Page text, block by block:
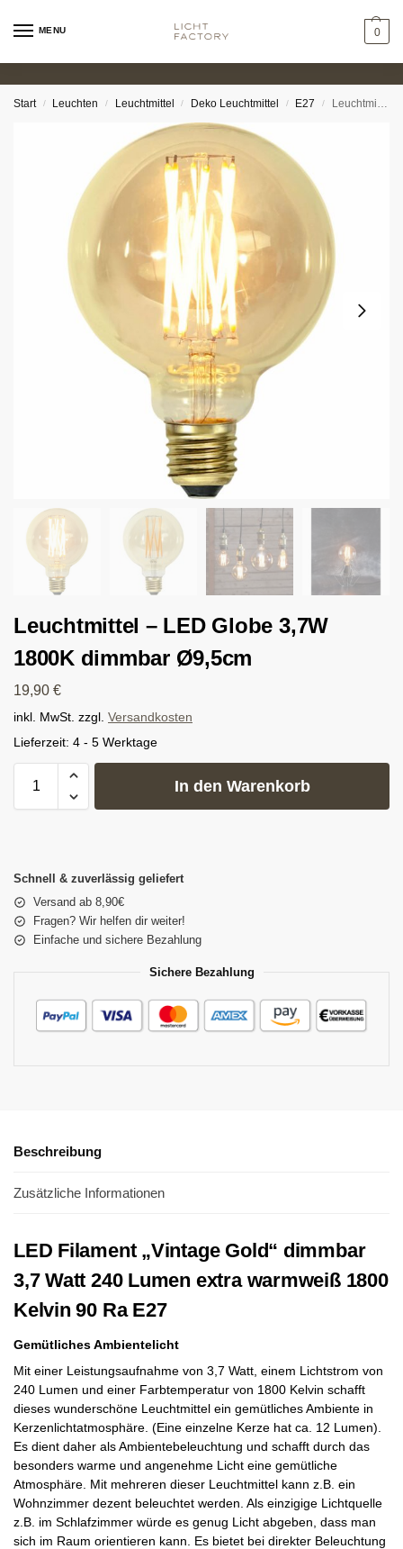
MENU 0
Start / Leuchten / Leuchtmittel / Deko Leuchtmittel / E27 / Leuchtmittel – LED Globe 3,7W 1800K dimmbar Ø9,5cm
Leuchtmittel – LED Globe 3,7W
1800K dimmbar Ø9,5cm
19,90 €
inkl. MwSt. zzgl. Versandkosten
Lieferzeit: 4 - 5 Werktage
In den Warenkorb
Schnell & zuverlässig geliefert
Versand ab 8,90€
Fragen? Wir helfen dir weiter!
Einfache und sichere Bezahlung
Sichere Bezahlung
Beschreibung
Zusätzliche Informationen
LED Filament „Vintage Gold“ dimmbar
3,7 Watt 240 Lumen extra warmweiß 1800
Kelvin 90 Ra E27
Gemütliches Ambientelicht
Mit einer Leistungsaufnahme von 3,7 Watt, einem Lichtstrom von
240 Lumen und einer Farbtemperatur von 1800 Kelvin schafft
dieses wunderschöne Leuchtmittel ein gemütliches Ambiente in
Kerzenlichtatmosphäre. (Eine einzelne Kerze hat ca. 12 Lumen).
Es dient daher als Ambientebeleuchtung und schafft durch das
besonders warme und angenehme Licht eine gemütliche
Atmosphäre. Mit mehreren dieser Leuchtmittel kann z.B. ein
Wohnzimmer dezent beleuchtet werden. Als einzigige Lichtquelle
z.B. im Schlafzimmer würde es genug Licht abgeben, dass man
sich im Raum orientieren kann. Es bietet bei direkter Beleuchtung